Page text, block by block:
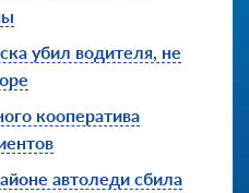
убил водителя, не
кооператива
автоледи сбила